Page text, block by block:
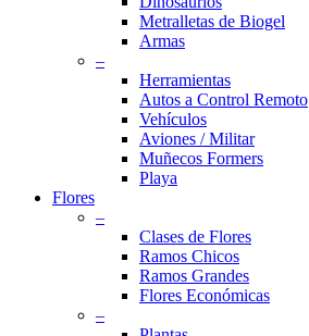
Metralletas de Biogel
Armas
–
Herramientas
Autos a Control Remoto
Vehículos
Aviones / Militar
Muñecos Formers
Playa
Flores
–
Clases de Flores
Ramos Chicos
Ramos Grandes
Flores Económicas
–